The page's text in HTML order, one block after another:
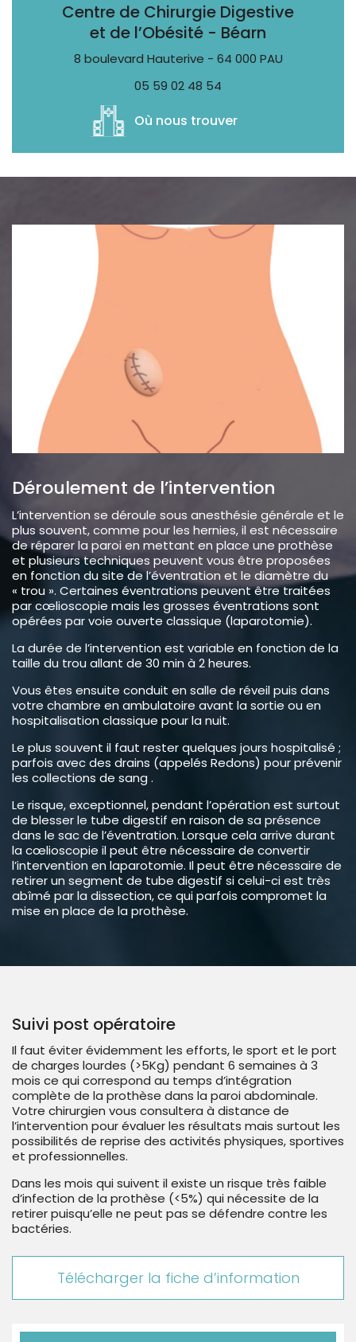
Centre de Chirurgie Digestive
et de l’Obésité - Béarn
8 boulevard Hauterive - 64 000 PAU
05 59 02 48 54
Où nous trouver
Déroulement de l’intervention
L’intervention se déroule sous anesthésie générale et le
plus souvent, comme pour les hernies, il est nécessaire
de réparer la paroi en mettant en place une prothèse
et plusieurs techniques peuvent vous être proposées
en fonction du site de l’éventration et le diamètre du
« trou ». Certaines éventrations peuvent être traitées
par cœlioscopie mais les grosses éventrations sont
opérées par voie ouverte classique (laparotomie).
La durée de l’intervention est variable en fonction de la
taille du trou allant de 30 min à 2 heures.
Vous êtes ensuite conduit en salle de réveil puis dans
votre chambre en ambulatoire avant la sortie ou en
hospitalisation classique pour la nuit.
Le plus souvent il faut rester quelques jours hospitalisé ;
parfois avec des drains (appelés Redons) pour prévenir
les collections de sang .
Le risque, exceptionnel, pendant l’opération est surtout
de blesser le tube digestif en raison de sa présence
dans le sac de l’éventration. Lorsque cela arrive durant
la cœlioscopie il peut être nécessaire de convertir
l’intervention en laparotomie. Il peut être nécessaire de
retirer un segment de tube digestif si celui-ci est très
abîmé par la dissection, ce qui parfois compromet la
mise en place de la prothèse.
Suivi post opératoire
Il faut éviter évidemment les efforts, le sport et le port
de charges lourdes (>5Kg) pendant 6 semaines à 3
mois ce qui correspond au temps d’intégration
complète de la prothèse dans la paroi abdominale.
Votre chirurgien vous consultera à distance de
l’intervention pour évaluer les résultats mais surtout les
possibilités de reprise des activités physiques, sportives
et professionnelles.
Dans les mois qui suivent il existe un risque très faible
d’infection de la prothèse (<5%) qui nécessite de la
retirer puisqu’elle ne peut pas se défendre contre les
bactéries.
Télécharger la fiche d’information